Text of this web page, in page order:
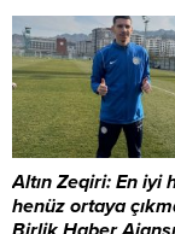
Altın Zeqiri: En iyi
henüz ortaya